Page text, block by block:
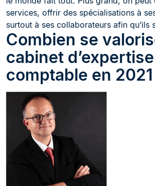
services, offrir des spécialisations à
surtout à ses collaborateurs afin qu’ils
Combien se
cabinet
comptable en 2021